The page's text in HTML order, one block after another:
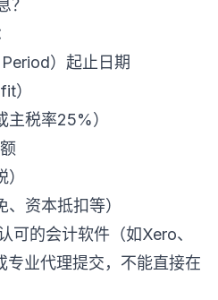
？
）起止日期
）
税率25%）
资本抵扣等）
可的会计软件（如Xero、
业代理提交，不能直接在